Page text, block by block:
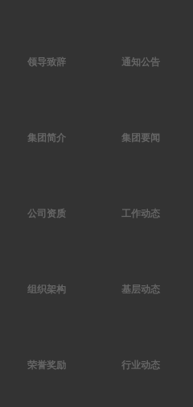
领导致辞
集团简介
公司资质
组织架构
荣誉奖励
通知公告
集团要闻
工作动态
基层动态
行业动态